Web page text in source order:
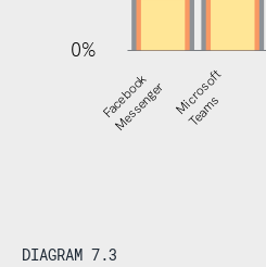
0%
Facebook
Messenger Microsoft
Teams
DIAGRAM 7.3